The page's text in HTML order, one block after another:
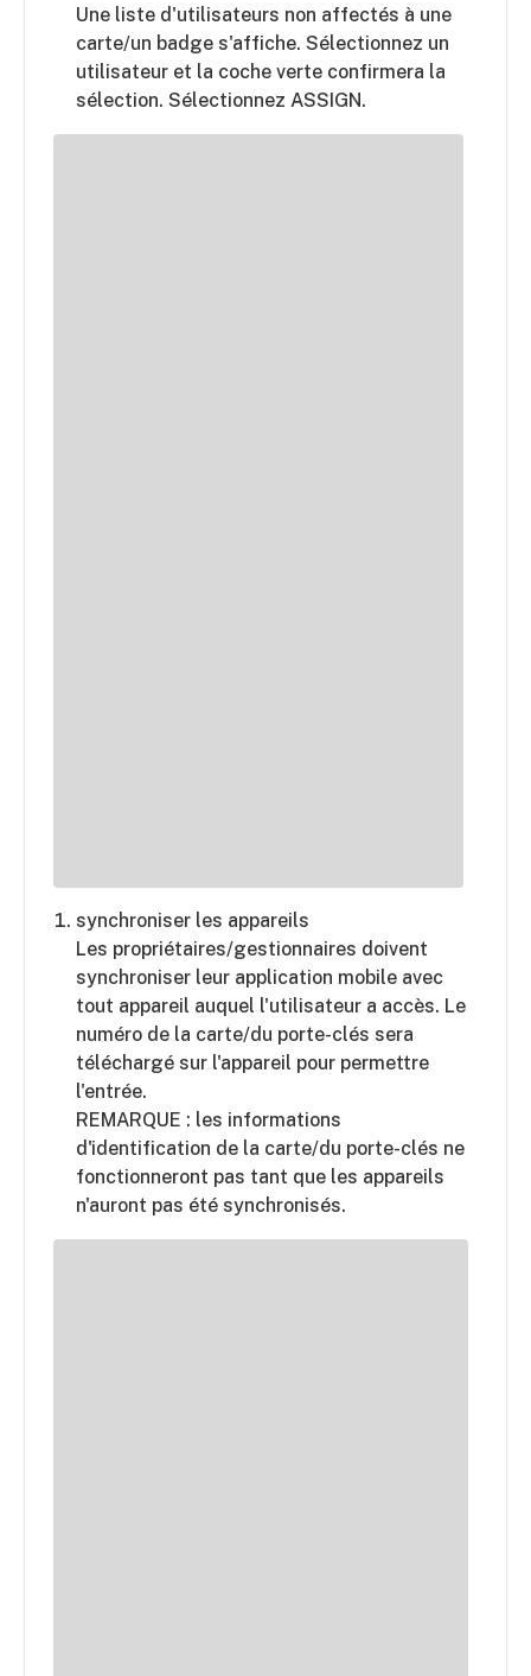
Une liste d'utilisateurs non affectés à une
carte/un badge s'affiche. Sélectionnez un
utilisateur et la coche verte confirmera la
sélection. Sélectionnez ASSIGN.
synchroniser les appareils
Les propriétaires/gestionnaires doivent
synchroniser leur application mobile avec
tout appareil auquel l'utilisateur a accès. Le
numéro de la carte/du porte-clés sera
téléchargé sur l'appareil pour permettre
l'entrée.
REMARQUE : les informations
d'identification de la carte/du porte-clés ne
fonctionneront pas tant que les appareils
n'auront pas été synchronisés.